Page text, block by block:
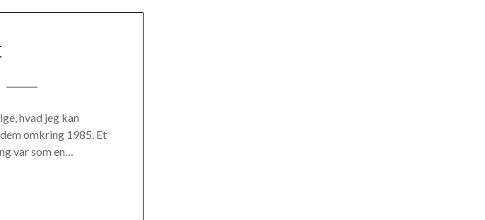
hvad jeg kan
omkring 1985. Et
var som en…